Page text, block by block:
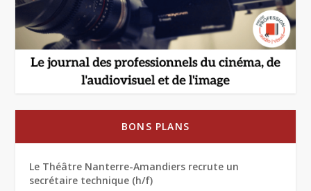
BONS PLANS
Le Théâtre Nanterre-Amandiers recrute un
secrétaire technique (h/f)